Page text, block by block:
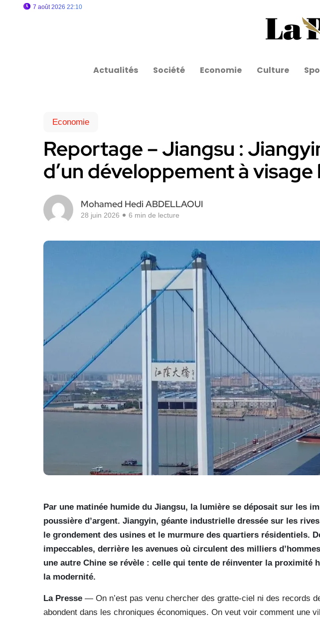
7 août 2026 22:10
Actualités Société Economie Culture
Economie
Reportage – Jiangsu :
d’un développement à visage
Mohamed Hedi ABDELLAOUI
28 juin 2026 6 min de lecture
Par une matinée humide du Jiangsu, la lumière se déposait sur les
poussière d’argent. Jiangyin, géante industrielle dressée sur les
le grondement des usines et le murmure des quartiers résidentiels.
impeccables, derrière les avenues où circulent des milliers
une autre Chine se révèle : celle qui tente de réinventer la proximité
la modernité.
La Presse — On n’est pas venu chercher des gratte-ciel ni des records
abondent dans les chroniques économiques. On veut voir comment une